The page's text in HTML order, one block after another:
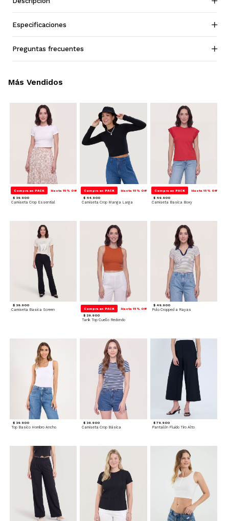
Especificaciones
Preguntas frecuentes
Compra en PACK Hasta 15% Off
$ 39.900
Camiseta Crop Essential
Compra en PACK Hasta 15% Off
$ 44.900
Camiseta Crop Manga Larga
Compra en PACK Hasta 15% Off
$ 49.900
Camiseta Basica Boxy
$ 39.900
Camiseta Basica Screen Compra en PACK Hasta 15% Off
$ 29.900
Tank Top Cuello Redondo
$ 49.900
Polo Cropped a Rayas
$ 39.900
Top Basico Hombro Ancho
$ 39.900
Camiseta Crop Básica
$ 79.900
Pantalón Fluido Tiro Alto
Más Vendidos